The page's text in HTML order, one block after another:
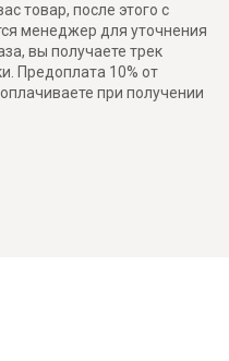
товар, после этого с
менеджер для уточнения
вы получаете трек
Предоплата 10% от
при получении